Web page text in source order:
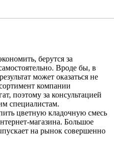
берутся за
Вроде бы, в
может оказаться не
компании
поэтому за консультацией
специалистам.
цветную кладочную смесь
магазина. Большое
на рынок совершенно